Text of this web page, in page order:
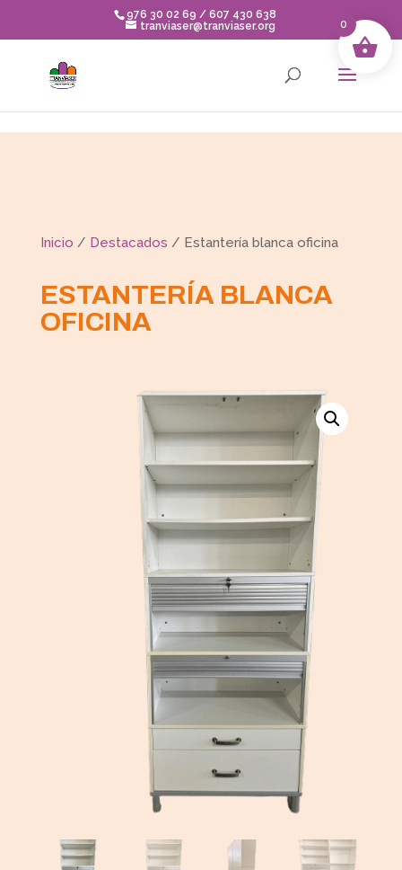
976 30 02 69 / 607 430 638
tranviaser@tranviaser.org
Inicio / Destacados / Estantería blanca oficina
ESTANTERÍA BLANCA
OFICINA
0